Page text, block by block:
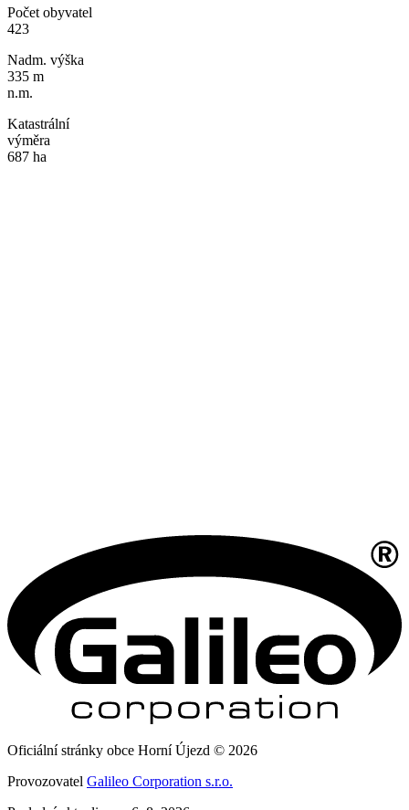
Počet obyvatel
423
Nadm. výška
335 m
n.m.
Katastrální
výměra
687 ha
Oficiální stránky obce Horní Újezd © 2026
Provozovatel Galileo Corporation s.r.o.